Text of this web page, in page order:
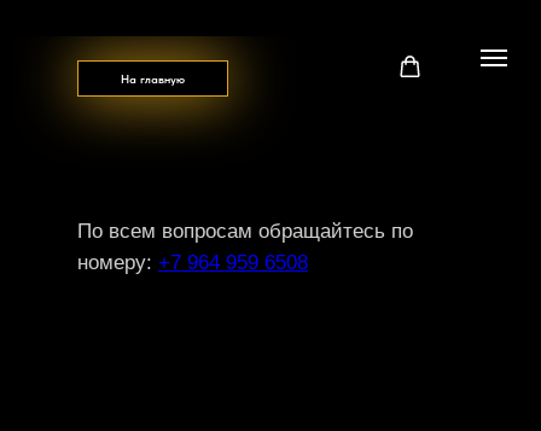
По всем вопросам обращайтесь по
номеру: +7 964 959 6508
На главную